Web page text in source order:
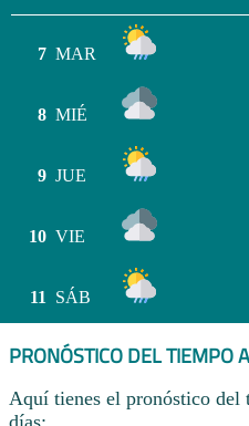
7 MAR
8 MIÉ
9 JUE
10 VIE
11 SÁB
PRONÓSTICO DEL TIEMPO
Aquí tienes el pronóstico del
días: